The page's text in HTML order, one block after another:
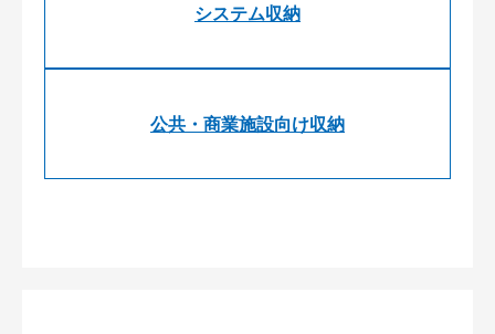
システム収納
公共・商業施設向け収納